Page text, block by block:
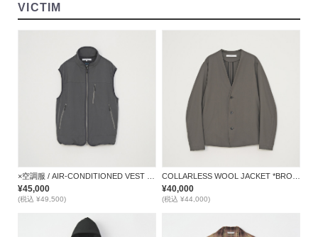
VICTIM
×空調服 / AIR-CONDITIONED VEST *GRAY*
¥45,000
(税込 ¥49,500)
COLLARLESS WOOL JACKET *BROWN*
¥40,000
(税込 ¥44,000)